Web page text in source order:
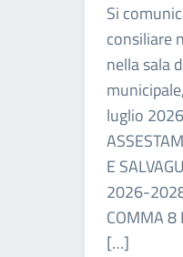
Si
consiliare
nella sala
luglio
E
2026-
COMMA 8
[…]